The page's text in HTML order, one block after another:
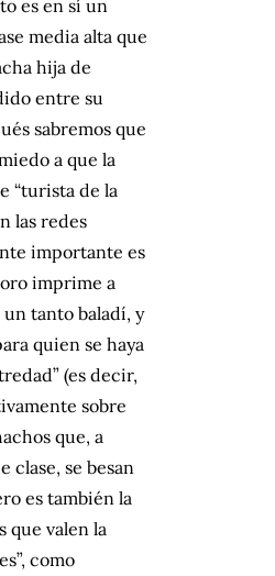
es en sí un
media alta que
hija de
entre su
sabremos que
a que la
“turista de la
las redes
importante es
imprime a
tanto baladí, y
quien se haya
(es decir,
sobre
que, a
clase, se besan
es también la
que valen la
como